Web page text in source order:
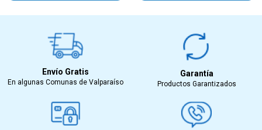
Envío Gratis
En algunas Comunas de Valparaíso
Garantía
Productos Garantizados